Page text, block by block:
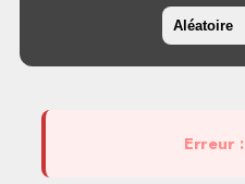
Aléatoire
Erreur :